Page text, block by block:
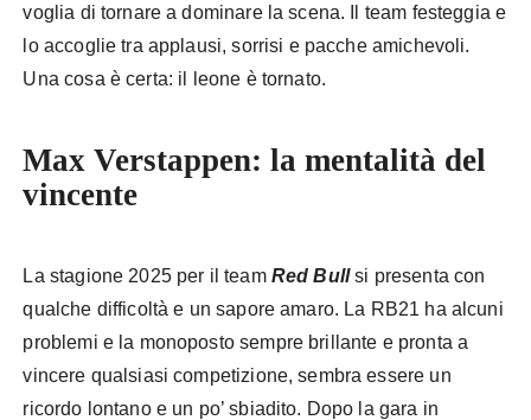
voglia di tornare a dominare la scena. Il team festeggia e
lo accoglie tra applausi, sorrisi e pacche amichevoli.
Una cosa è certa: il leone è tornato.
Max Verstappen: la mentalità del
vincente
La stagione 2025 per il team Red Bullsi presenta con
qualche difficoltà e un sapore amaro. La RB21 ha alcuni
problemi e la monoposto sempre brillante e pronta a
vincere qualsiasi competizione, sembra essere un
ricordo lontano e un po’ sbiadito. Dopo la gara in